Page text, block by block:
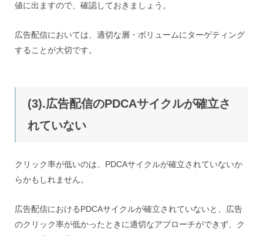
値に出ますので、確認しておきましょう。
広告配信においては、適切な層・ボリュームにターゲティング
することが大切です。
(3).広告配信のPDCAサイクルが確立さ
れていない
クリック率が低いのは、PDCAサイクルが確立されていないか
らかもしれません。
広告配信におけるPDCAサイクルが確立されていないと、広告
のクリック率が低かったときに適切なアプローチができず、ク